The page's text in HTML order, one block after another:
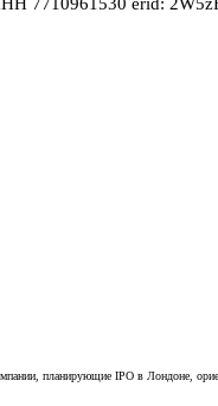
планирующие IPO в Лондоне,